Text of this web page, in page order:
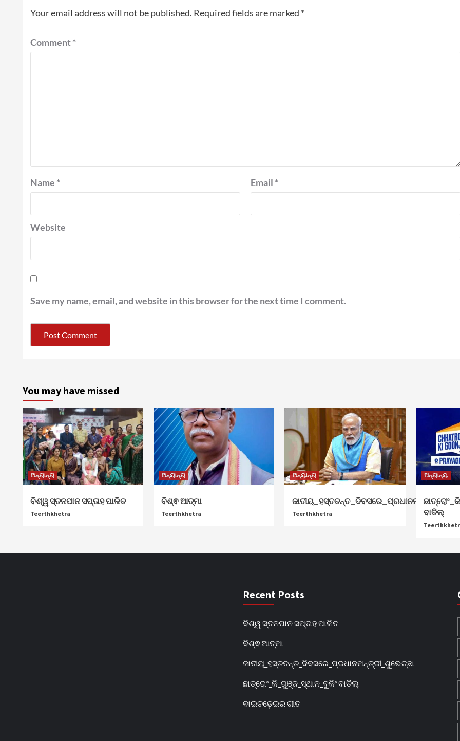
Your email address will not be published. Required fields are marked *
Comment*
Name * Email *
Website
Save my name, email, and website in this browser for the next time I comment.
You may have missed
ଅନ୍ୟାନ୍ୟ
ବିଶ୍ୱ ସ୍ତନପାନ ସପ୍ତାହ ପାଳିତ
Teerthkhetra
ଅନ୍ୟାନ୍ୟ
ବିଶ୍ଵ ଆତ୍ମା
Teerthkhetra
ଅନ୍ୟାନ୍ୟ
Teerthkhetra
ଅନ୍ୟାନ୍ୟ
ବାତିଲ୍
Recent Posts
ବିଶ୍ୱ ସ୍ତନପାନ ସପ୍ତାହ ପାଳିତ
ବିଶ୍ଵ ଆତ୍ମା
ଜାତୀୟ_ହସ୍ତତନ୍ତ_ଦିବସରେ_ପ୍ରଧାନମନ୍ତ୍ରୀ_ଶୁଭେଚ୍ଛା
ଛାତ୍ରୋଂ_କି_ଗୁଞ୍ଜ_ସ୍ଥାନ_ବୁକିଂ ବାତିଲ୍
ବାଇଚଢ଼େଇର ଗୀତ